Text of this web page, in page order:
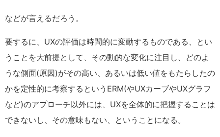
などが言えるだろう。
要するに、UXの評価は時間的に変動するものである、とい
うことを大前提として、その動的な変化に注目し、どのよ
うな側面(原因)がその高い、あるいは低い値をもたらしたの
かを定性的に考察するというERM(やUXカーブやUXグラフ
など)のアプローチ以外には、UXを全体的に把握することは
できないし、その意味もない、ということになる。